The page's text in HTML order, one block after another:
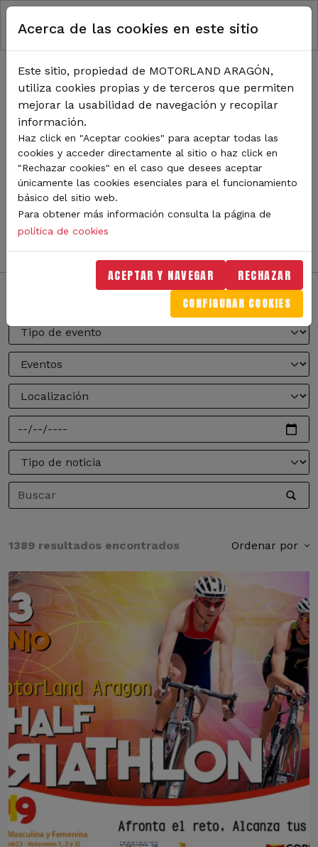
Pasar al contenido principal
RUTA DE NAVEGACIÓN
Inicio Noticias
TODA LA ACTUALIDAD DE
MOTORLAND
Sigue de cerca todas las novedades de MotorLand
Aragón. Aquí encontrarás noticias sobre eventos,
competiciones, pilotos, novedades del circuito y
mucho más. Filtra por categoría o tipo de contenido y
no te pierdas nada del mundo del motor.
1389 resultados encontrados Ordenar por
Acerca de las cookies en este sitio
Este sitio, propiedad de MOTORLAND ARAGÓN,
utiliza cookies propias y de terceros que permiten
mejorar la usabilidad de navegación y recopilar
información.
Haz click en "Aceptar cookies" para aceptar todas las
cookies y acceder directamente al sitio o haz click en
"Rechazar cookies" en el caso que desees aceptar
únicamente las cookies esenciales para el funcionamiento
básico del sitio web.
Para obtener más información consulta la página de
política de cookies
ACEPTAR Y NAVEGAR RECHAZAR
CONFIGURAR COOKIES